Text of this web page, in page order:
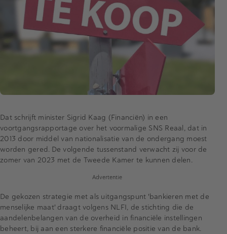
Dat schrijft minister Sigrid Kaag (Financiën) in een
voortgangsrapportage over het voormalige SNS Reaal, dat in
2013 door middel van nationalisatie van de ondergang moest
worden gered. De volgende tussenstand verwacht zij voor de
zomer van 2023 met de Tweede Kamer te kunnen delen.
Advertentie
De gekozen strategie met als uitgangspunt 'bankieren met de
menselijke maat' draagt volgens NLFI, de stichting die de
aandelenbelangen van de overheid in financiële instellingen
beheert, bij aan een sterkere financiële positie van de bank.